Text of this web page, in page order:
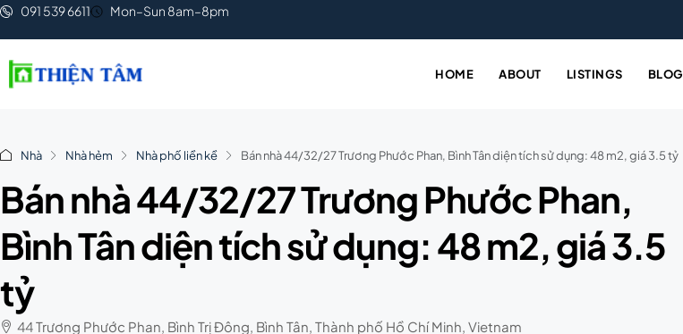
091 539 6611 Mon–Sun 8am–8pm
HOME ABOUT LISTINGS BLOG
Nhà Nhà hẻm Nhà phố liền kề Bán nhà 44/32/27 Trương Phước Phan, Bình Tân diện tích sử dụng: 48 m2, giá 3.5 tỷ
Bán nhà 44/32/27 Trương Phước Phan,
Bình Tân diện tích sử dụng: 48 m2, giá 3.5
tỷ
44 Trương Phước Phan, Bình Trị Đông, Bình Tân, Thành phố Hồ Chí Minh, Vietnam